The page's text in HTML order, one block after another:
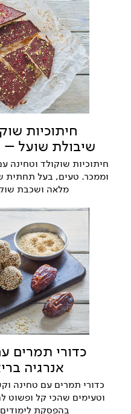
חיתוכיות
שיבולת שועל –
חיתוכיות שוקולד וטחינה
וממכר. טעים, בעל תחתית
מלאה ושכבת
כדורי תמרים
אנרגיה
כדורי תמרים עם טחינה
וטעימים שהכי קל ופשוט
בהפסקת לימודים